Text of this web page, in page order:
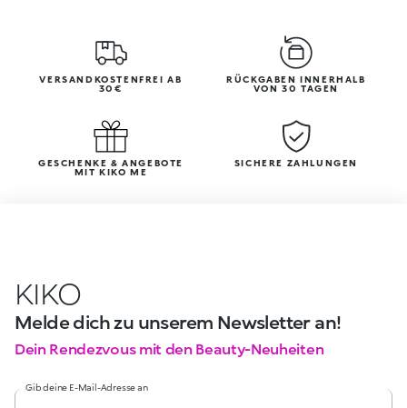
VERSANDKOSTENFREI AB
30€
RÜCKGABEN INNERHALB
VON 30 TAGEN
GESCHENKE & ANGEBOTE
MIT KIKO ME
SICHERE ZAHLUNGEN
KIKO
Melde dich zu unserem Newsletter an!
Dein Rendezvous mit den Beauty-Neuheiten
Gib deine E-Mail-Adresse an